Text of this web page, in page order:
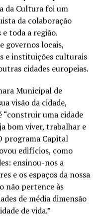
da Cultura foi um
da colaboração
toda a região.
governos locais,
e instituições culturais
cidades europeias.
Municipal de
visão da cidade,
“construir uma cidade
bom viver, trabalhar e
programa Capital
edifícios, como
ensinou-nos a
e os espaços da nossa
não pertence às
de média dimensão
de vida.”